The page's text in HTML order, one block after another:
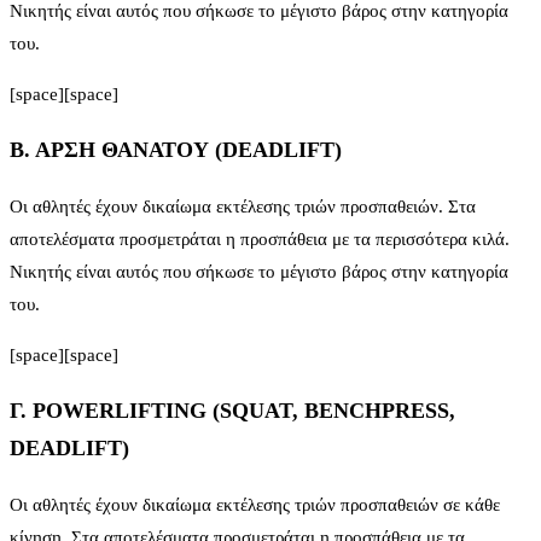
Νικητής είναι αυτός που σήκωσε το μέγιστο βάρος στην κατηγορία
του.
[space][space]
Β. ΑΡΣΗ ΘΑΝΑΤΟΥ (DEADLIFT)
Οι αθλητές έχουν δικαίωμα εκτέλεσης τριών προσπαθειών. Στα
αποτελέσματα προσμετράται η προσπάθεια με τα περισσότερα κιλά.
Νικητής είναι αυτός που σήκωσε το μέγιστο βάρος στην κατηγορία
του.
[space][space]
Γ. POWERLIFTING (SQUAT, BENCHPRESS,
DEADLIFT)
Οι αθλητές έχουν δικαίωμα εκτέλεσης τριών προσπαθειών σε κάθε